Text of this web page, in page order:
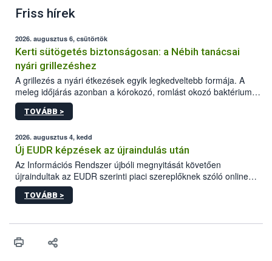
Friss hírek
2026. augusztus 6, csütörtök
Kerti sütögetés biztonságosan: a Nébih tanácsai
nyári grillezéshez
A grillezés a nyári étkezések egyik legkedveltebb formája. A
meleg időjárás azonban a kórokozó, romlást okozó baktériumok
gyorsabb szaporodásának is kedvez. A szabadtéri sütögetés
ezért nem csupán a megfelelő sütési technikáról szól: legalább
higiéniai szabályok betartása, a megfelelő hőkezelés, valamint a
maradékok szakszerű tárolása. A Nemzeti Élelmiszerlánc-
biztonsági Hivatal (Nébih) Oktatási Programja összegyűjtötte a
biztonságos grillezés legfontosabb tudnivalóit.
TOVÁBB >
2026. augusztus 4, kedd
Új EUDR képzések az újraindulás után
Az Információs Rendszer újbóli megnyitását követően
újraindultak az EUDR szerinti piaci szereplőknek szóló online
képzések.
TOVÁBB >